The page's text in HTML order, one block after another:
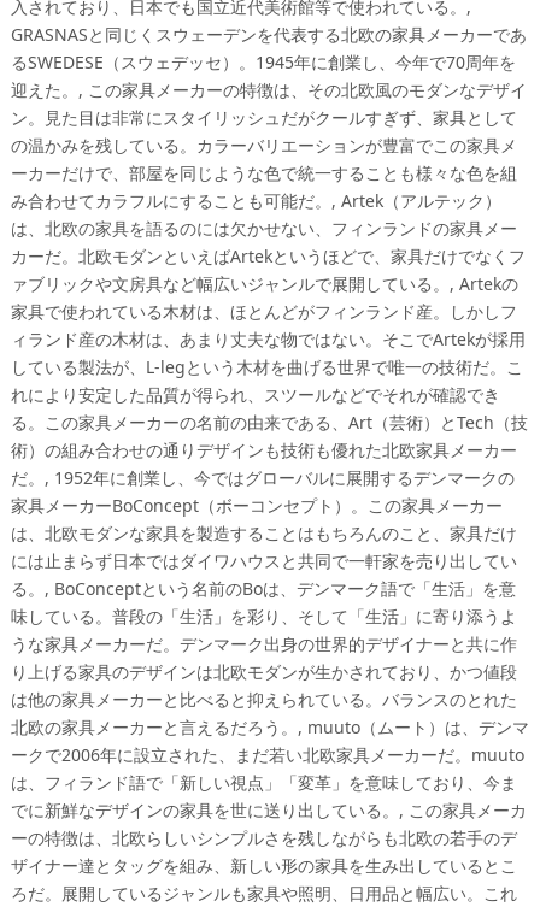
入されており、日本でも国立近代美術館等で使われている。,
GRASNASと同じくスウェーデンを代表する北欧の家具メーカーであ
るSWEDESE（スウェデッセ）。1945年に創業し、今年で70周年を
迎えた。, この家具メーカーの特徴は、その北欧風のモダンなデザイ
ン。見た目は非常にスタイリッシュだがクールすぎず、家具として
の温かみを残している。カラーバリエーションが豊富でこの家具メ
ーカーだけで、部屋を同じような色で統一することも様々な色を組
み合わせてカラフルにすることも可能だ。, Artek（アルテック）
は、北欧の家具を語るのには欠かせない、フィンランドの家具メー
カーだ。北欧モダンといえばArtekというほどで、家具だけでなくフ
ァブリックや文房具など幅広いジャンルで展開している。, Artekの
家具で使われている木材は、ほとんどがフィンランド産。しかしフ
ィランド産の木材は、あまり丈夫な物ではない。そこでArtekが採用
している製法が、L-legという木材を曲げる世界で唯一の技術だ。こ
れにより安定した品質が得られ、スツールなどでそれが確認でき
る。この家具メーカーの名前の由来である、Art（芸術）とTech（技
術）の組み合わせの通りデザインも技術も優れた北欧家具メーカー
だ。, 1952年に創業し、今ではグローバルに展開するデンマークの
家具メーカーBoConcept（ボーコンセプト）。この家具メーカー
は、北欧モダンな家具を製造することはもちろんのこと、家具だけ
には止まらず日本ではダイワハウスと共同で一軒家を売り出してい
る。, BoConceptという名前のBoは、デンマーク語で「生活」を意
味している。普段の「生活」を彩り、そして「生活」に寄り添うよ
うな家具メーカーだ。デンマーク出身の世界的デザイナーと共に作
り上げる家具のデザインは北欧モダンが生かされており、かつ値段
は他の家具メーカーと比べると抑えられている。バランスのとれた
北欧の家具メーカーと言えるだろう。, muuto（ムート）は、デンマ
ークで2006年に設立された、まだ若い北欧家具メーカーだ。muuto
は、フィランド語で「新しい視点」「変革」を意味しており、今ま
でに新鮮なデザインの家具を世に送り出している。, この家具メーカ
ーの特徴は、北欧らしいシンプルさを残しながらも北欧の若手のデ
ザイナー達とタッグを組み、新しい形の家具を生み出しているとこ
ろだ。展開しているジャンルも家具や照明、日用品と幅広い。これ